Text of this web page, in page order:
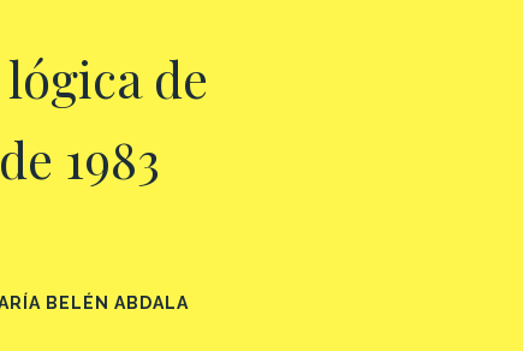
de
1983
BELÉN ABDALA